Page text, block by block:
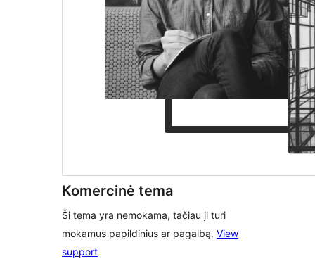
Komercinė tema
Ši tema yra nemokama, tačiau ji turi
mokamus papildinius ar pagalbą. View
support